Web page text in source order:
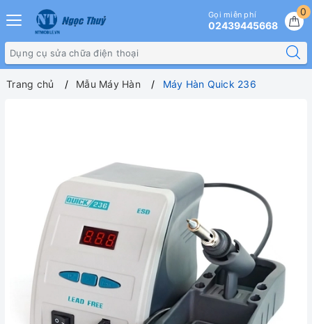
0
Gọi miễn phí
02439445668
Trang chủ Mẫu Máy Hàn Máy Hàn Quick 236